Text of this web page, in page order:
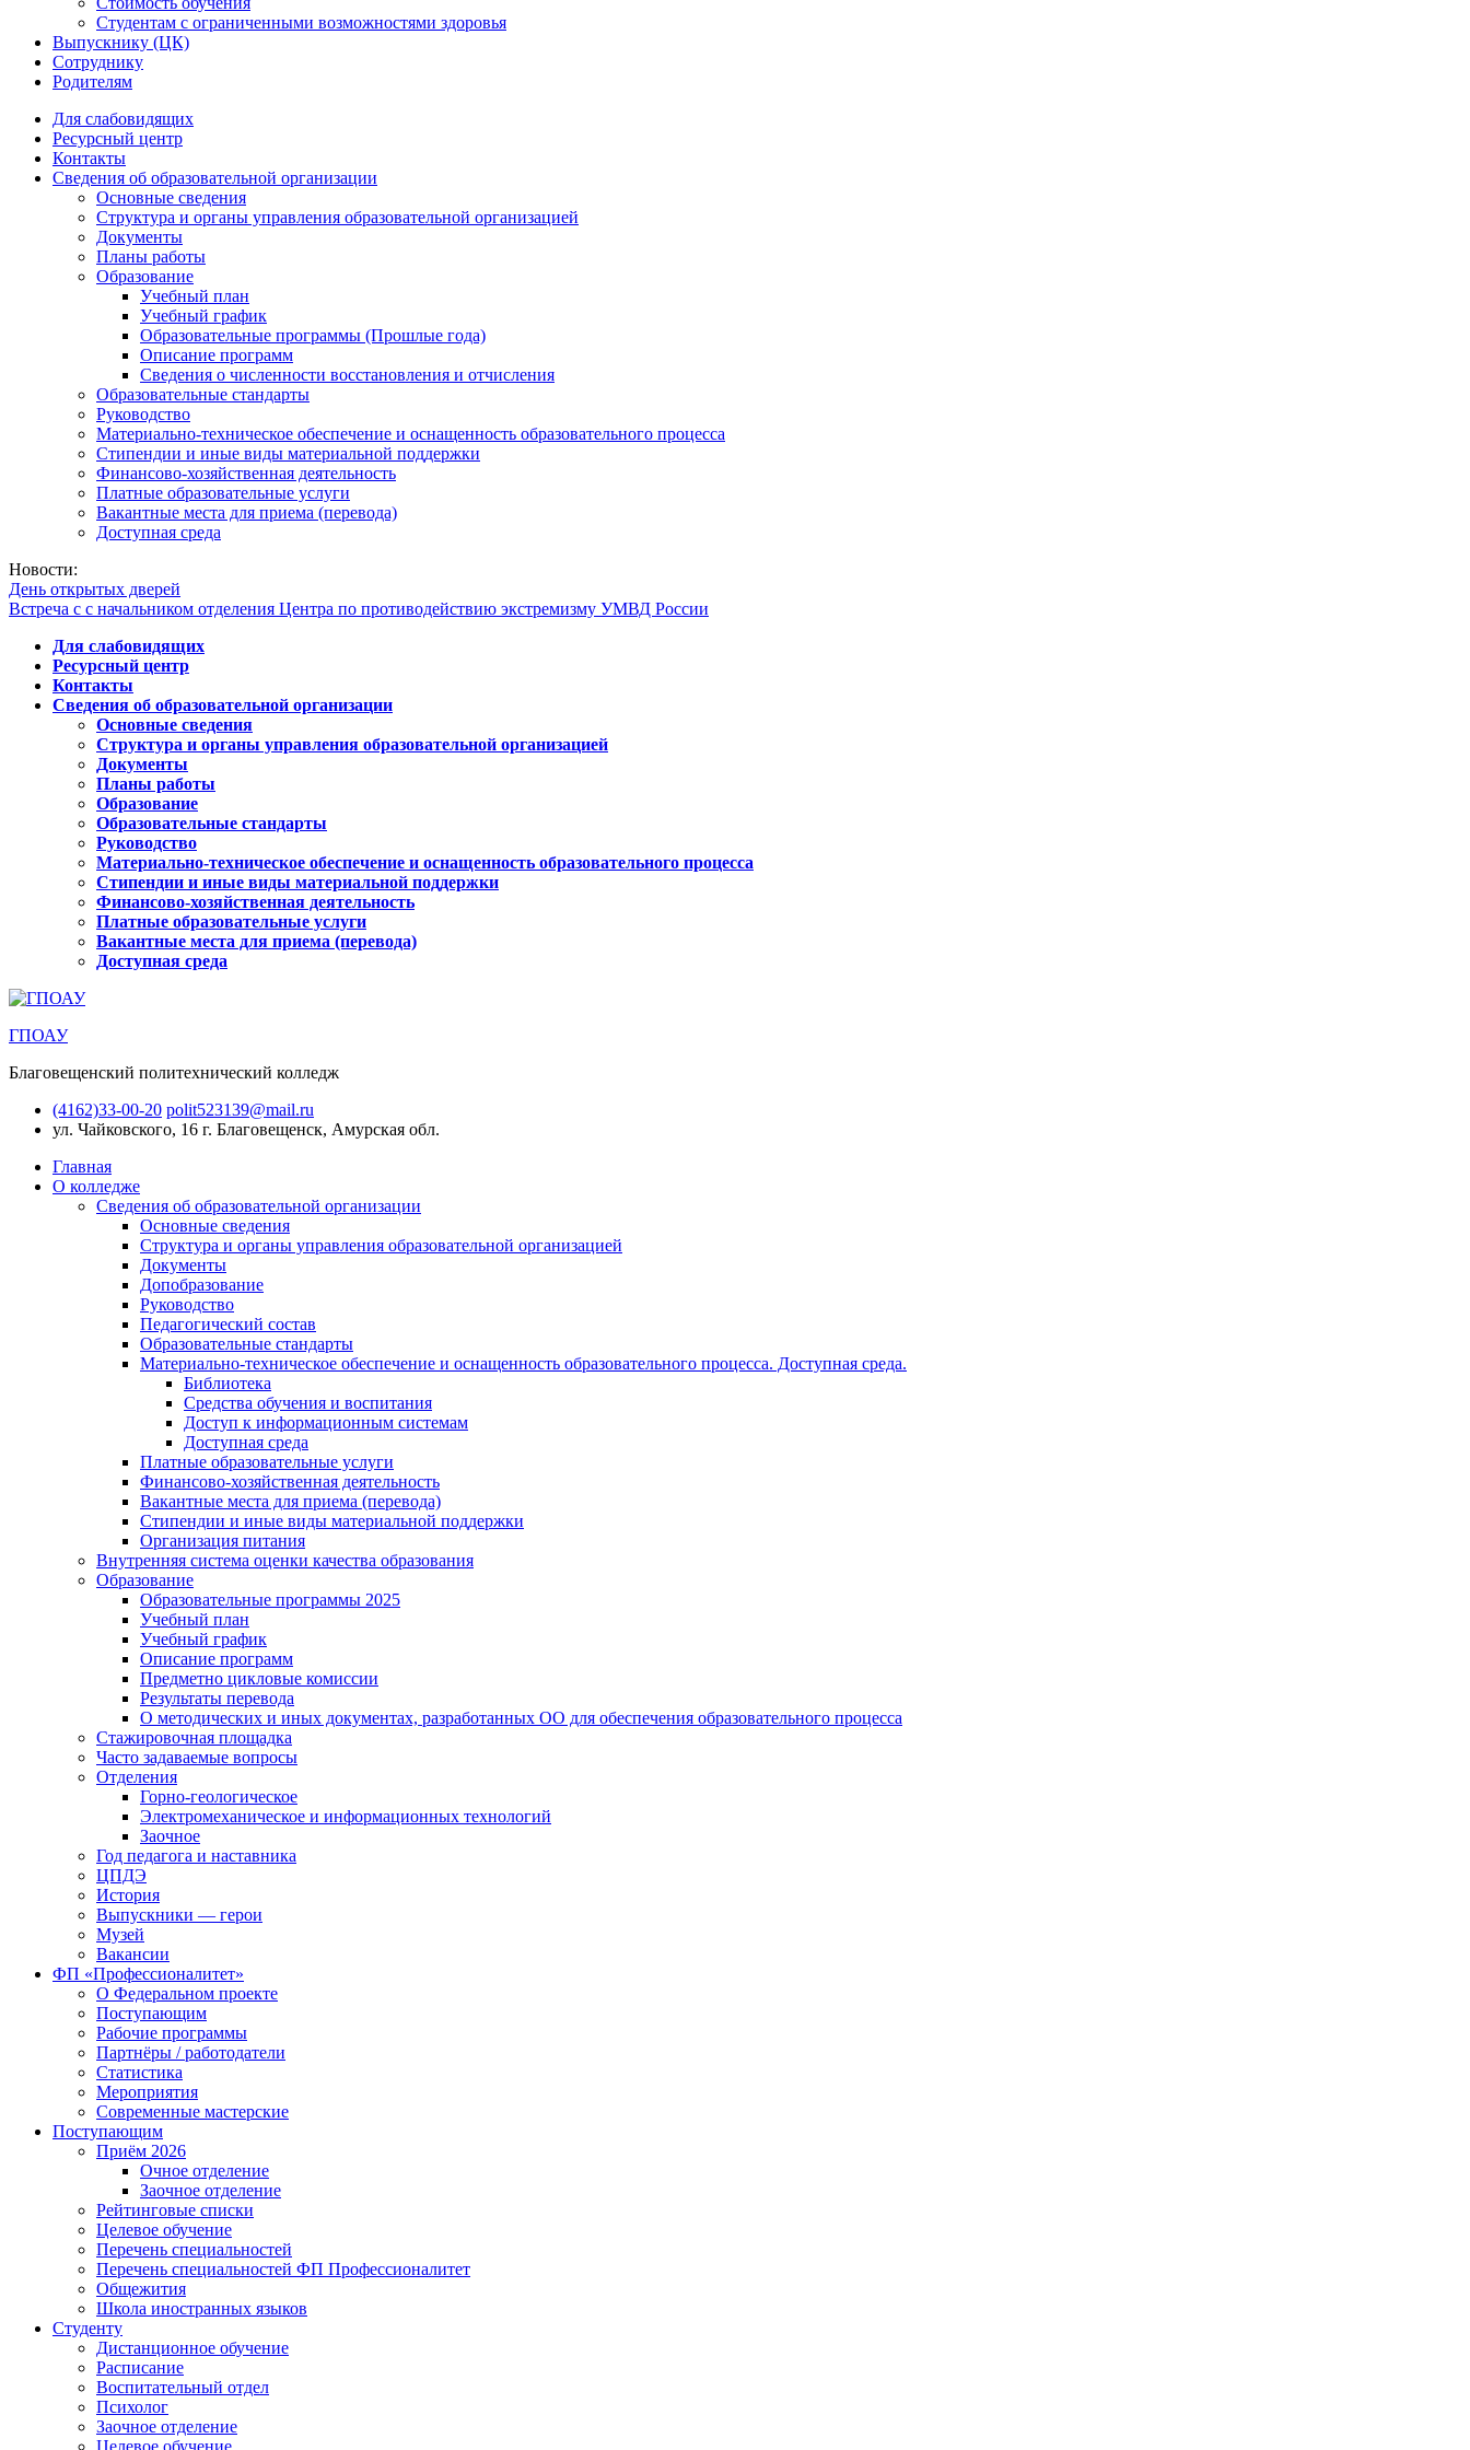
Студентам с ограниченными возможностями здоровья
Выпускнику (ЦК)
Сотруднику
Родителям
Для слабовидящих
Ресурсный центр
Контакты
Сведения об образовательной организации
Основные сведения
Структура и органы управления образовательной организацией
Документы
Планы работы
Образование
Учебный план
Учебный график
Образовательные программы (Прошлые года)
Описание программ
Сведения о численности восстановления и отчисления
Образовательные стандарты
Руководство
Материально-техническое обеспечение и оснащенность образовательного процесса
Стипендии и иные виды материальной поддержки
Финансово-хозяйственная деятельность
Платные образовательные услуги
Вакантные места для приема (перевода)
Доступная среда
Новости:
День открытых дверей
Встреча с с начальником отделения Центра по противодействию экстремизму УМВД России
Для слабовидящих
Ресурсный центр
Контакты
Сведения об образовательной организации
Основные сведения
Структура и органы управления образовательной организацией
Документы
Планы работы
Образование
Образовательные стандарты
Руководство
Материально-техническое обеспечение и оснащенность образовательного процесса
Стипендии и иные виды материальной поддержки
Финансово-хозяйственная деятельность
Платные образовательные услуги
Вакантные места для приема (перевода)
Доступная среда
ГПОАУ
Благовещенский политехнический колледж
(4162)33-00-20 polit523139@mail.ru
ул. Чайковского, 16 г. Благовещенск, Амурская обл.
Главная
О колледже
Сведения об образовательной организации
Основные сведения
Структура и органы управления образовательной организацией
Документы
Допобразование
Руководство
Педагогический состав
Образовательные стандарты
Материально-техническое обеспечение и оснащенность образовательного процесса. Доступная среда.
Библиотека
Средства обучения и воспитания
Доступ к информационным системам
Доступная среда
Платные образовательные услуги
Финансово-хозяйственная деятельность
Вакантные места для приема (перевода)
Стипендии и иные виды материальной поддержки
Организация питания
Внутренняя система оценки качества образования
Образование
Образовательные программы 2025
Учебный план
Учебный график
Описание программ
Предметно цикловые комиссии
Результаты перевода
О методических и иных документах, разработанных ОО для обеспечения образовательного процесса
Стажировочная площадка
Часто задаваемые вопросы
Отделения
Горно-геологическое
Электромеханическое и информационных технологий
Заочное
Год педагога и наставника
ЦПДЭ
История
Выпускники — герои
Музей
Вакансии
ФП «Профессионалитет»
О Федеральном проекте
Поступающим
Рабочие программы
Партнёры / работодатели
Статистика
Мероприятия
Современные мастерские
Поступающим
Приём 2026
Очное отделение
Заочное отделение
Рейтинговые списки
Целевое обучение
Перечень специальностей
Перечень специальностей ФП Профессионалитет
Общежития
Школа иностранных языков
Студенту
Дистанционное обучение
Расписание
Воспитательный отдел
Психолог
Заочное отделение
Целевое обучение